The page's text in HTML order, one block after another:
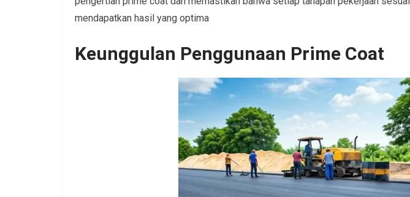
mendapatkan hasil yang optima
Keunggulan Penggunaan Prime Coat